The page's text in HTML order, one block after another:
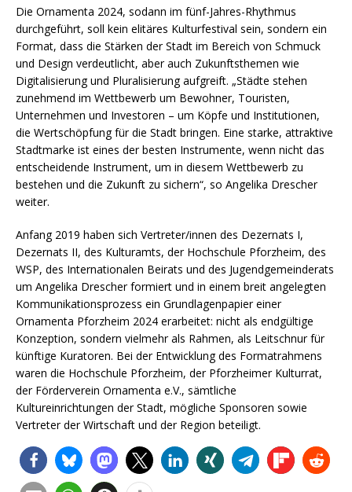
Die Ornamenta 2024, sodann im fünf-Jahres-Rhythmus
durchgeführt, soll kein elitäres Kulturfestival sein, sondern ein
Format, dass die Stärken der Stadt im Bereich von Schmuck
und Design verdeutlicht, aber auch Zukunftsthemen wie
Digitalisierung und Pluralisierung aufgreift. „Städte stehen
zunehmend im Wettbewerb um Bewohner, Touristen,
Unternehmen und Investoren – um Köpfe und Institutionen,
die Wertschöpfung für die Stadt bringen. Eine starke, attraktive
Stadtmarke ist eines der besten Instrumente, wenn nicht das
entscheidende Instrument, um in diesem Wettbewerb zu
bestehen und die Zukunft zu sichern“, so Angelika Drescher
weiter.
Anfang 2019 haben sich Vertreter/innen des Dezernats I,
Dezernats II, des Kulturamts, der Hochschule Pforzheim, des
WSP, des Internationalen Beirats und des Jugendgemeinderats
um Angelika Drescher formiert und in einem breit angelegten
Kommunikationsprozess ein Grundlagenpapier einer
Ornamenta Pforzheim 2024 erarbeitet: nicht als endgültige
Konzeption, sondern vielmehr als Rahmen, als Leitschnur für
künftige Kuratoren. Bei der Entwicklung des Formatrahmens
waren die Hochschule Pforzheim, der Pforzheimer Kulturrat,
der Förderverein Ornamenta e.V., sämtliche
Kultureinrichtungen der Stadt, mögliche Sponsoren sowie
Vertreter der Wirtschaft und der Region beteiligt.